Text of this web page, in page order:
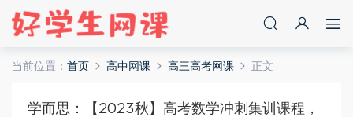
当前位置： 首页 高中网课 高三高考网课 正文
学而思：【2023秋】高考数学冲刺集训课程，